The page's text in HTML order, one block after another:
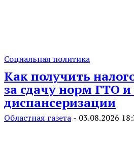
Социальная политика
Как получить
за сдачу норм ГТО
диспансеризации
Областная газета - 03.08.2026